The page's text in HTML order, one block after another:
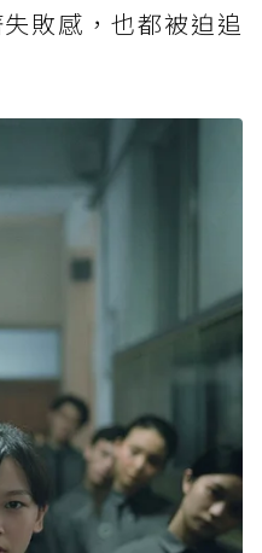
敗感，也都被迫追